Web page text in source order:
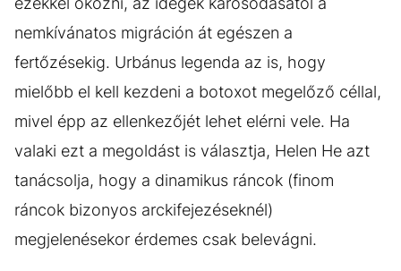
nemkívánatos migráción át egészen a
fertőzésekig. Urbánus legenda az is, hogy
mielőbb el kell kezdeni a botoxot megelőző céllal,
mivel épp az ellenkezőjét lehet elérni vele. Ha
valaki ezt a megoldást is választja, Helen He azt
tanácsolja, hogy a dinamikus ráncok (finom
ráncok bizonyos arckifejezéseknél)
megjelenésekor érdemes csak belevágni.